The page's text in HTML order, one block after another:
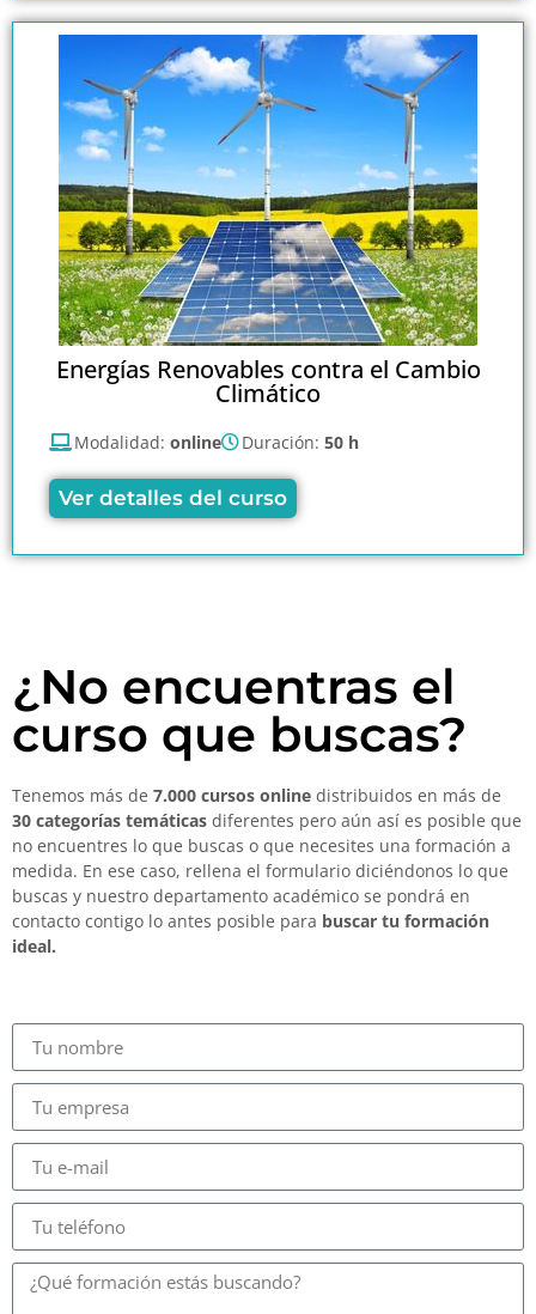
Energías Renovables contra el Cambio
Climático
Modalidad: online Duración: 50 h
Ver detalles del curso
¿No encuentras el
curso que buscas?
Tenemos más de 7.000 cursos online distribuidos en más de
30 categorías temáticas diferentes pero aún así es posible que
no encuentres lo que buscas o que necesites una formación a
medida. En ese caso, rellena el formulario diciéndonos lo que
buscas y nuestro departamento académico se pondrá en
contacto contigo lo antes posible para buscar tu formación
ideal.